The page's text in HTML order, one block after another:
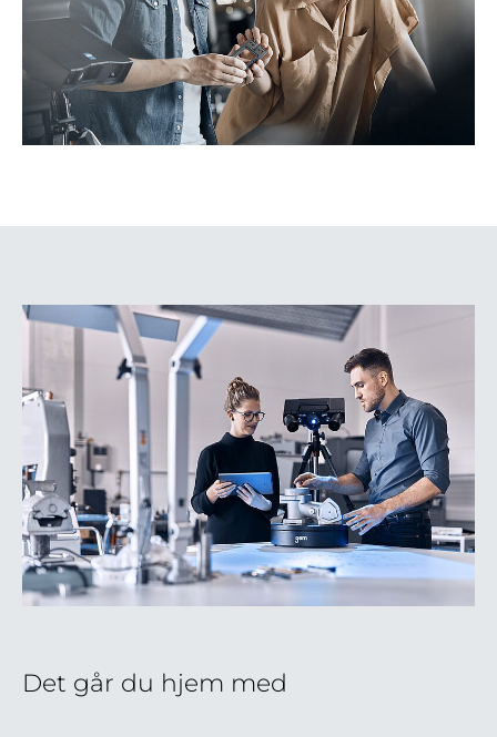
Det går du hjem med